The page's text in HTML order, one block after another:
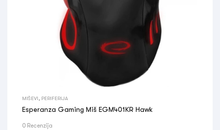
MIŠEVI PERIFERIJA
Esperanza Gaming Miš EGM401KR Hawk
0 Recenzija